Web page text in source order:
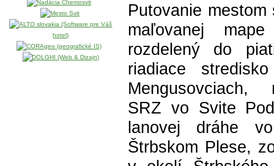
Putovanie
maľovanej
rozdelený do
riadiace
Mengusovciach,
SRZ vo Svite
lanovej dráhe
Štrbskom Plese,